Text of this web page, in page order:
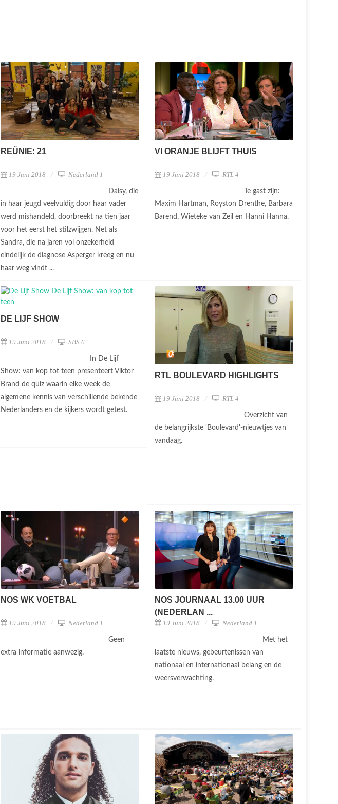
REÜNIE: 21
19 Juni 2018 Nederland 1
Daisy, die
in haar jeugd veelvuldig door haar vader
werd mishandeld, doorbreekt na tien jaar
voor het eerst het stilzwijgen. Net als
Sandra, die na jaren vol onzekerheid
eindelijk de diagnose Asperger kreeg en nu
haar weg vindt ...
VI ORANJE BLIJFT THUIS
19 Juni 2018 RTL 4
Te gast zijn:
Maxim Hartman, Royston Drenthe, Barbara
Barend, Wieteke van Zeil en Hanni Hanna.
DE LIJF SHOW
19 Juni 2018 SBS 6
In De Lijf
Show: van kop tot teen presenteert Viktor
Brand de quiz waarin elke week de
algemene kennis van verschillende bekende
Nederlanders en de kijkers wordt getest.
RTL BOULEVARD HIGHLIGHTS
19 Juni 2018 RTL 4
Overzicht van
de belangrijkste 'Boulevard'-nieuwtjes van
vandaag.
NOS WK VOETBAL
19 Juni 2018 Nederland 1
Geen
extra informatie aanwezig.
NOS JOURNAAL 13.00 UUR
(NEDERLAN ...
19 Juni 2018 Nederland 1
Met het
laatste nieuws, gebeurtenissen van
nationaal en internationaal belang en de
weersverwachting.